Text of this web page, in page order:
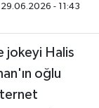
29.06.2026 - 11:43
jokeyi Halis
oğlu